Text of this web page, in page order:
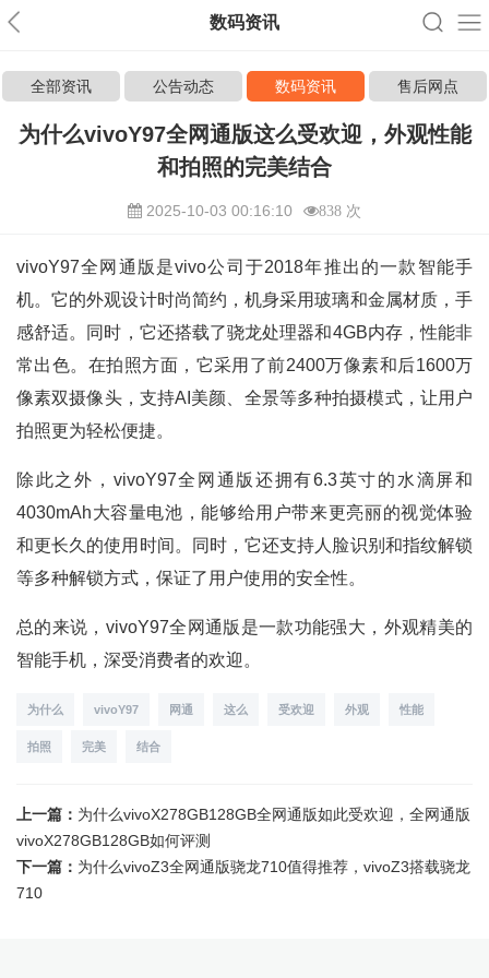
数码资讯
全部资讯 公告动态 数码资讯 售后网点
为什么vivoY97全网通版这么受欢迎，外观性能
和拍照的完美结合
2025-10-03 00:16:10 838 次
vivoY97全网通版是vivo公司于2018年推出的一款智能手
机。它的外观设计时尚简约，机身采用玻璃和金属材质，手
感舒适。同时，它还搭载了骁龙处理器和4GB内存，性能非
常出色。在拍照方面，它采用了前2400万像素和后1600万
像素双摄像头，支持AI美颜、全景等多种拍摄模式，让用户
拍照更为轻松便捷。
除此之外，vivoY97全网通版还拥有6.3英寸的水滴屏和
4030mAh大容量电池，能够给用户带来更亮丽的视觉体验
和更长久的使用时间。同时，它还支持人脸识别和指纹解锁
等多种解锁方式，保证了用户使用的安全性。
总的来说，vivoY97全网通版是一款功能强大，外观精美的
智能手机，深受消费者的欢迎。
为什么 vivoY97 网通 这么 受欢迎 外观 性能
拍照 完美 结合
上一篇： 为什么vivoX278GB128GB全网通版如此受欢迎，全网通版
vivoX278GB128GB如何评测
下一篇： 为什么vivoZ3全网通版骁龙710值得推荐，vivoZ3搭载骁龙
710